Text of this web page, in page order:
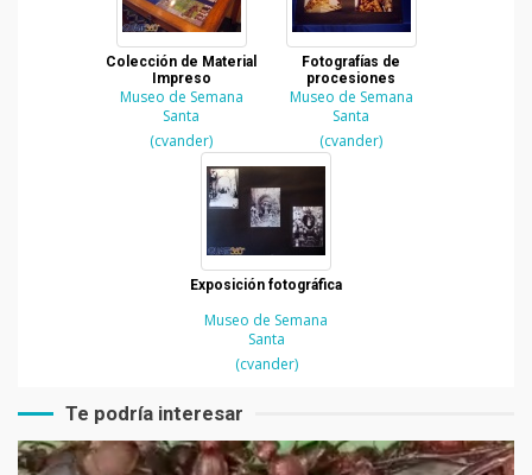
Colección de Material
Impreso
Museo de Semana
Santa
(cvander)
Fotografías de
procesiones
Museo de Semana
Santa
(cvander)
Exposición fotográfica
Museo de Semana
Santa
(cvander)
Te podría interesar